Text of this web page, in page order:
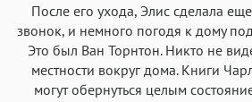
После его ухода, Элис сделала
звонок, и немного погодя к дому
Это был Ван Торнтон. Никто не
местности вокруг дома. Книги
могут обернуться целым